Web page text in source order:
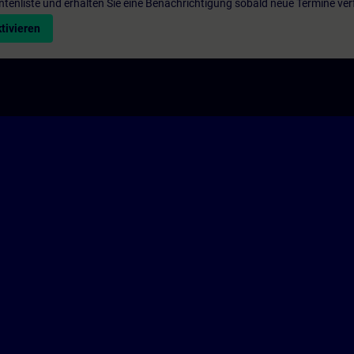
und erhalten Sie eine Benachrichtigung sobald neue Termine